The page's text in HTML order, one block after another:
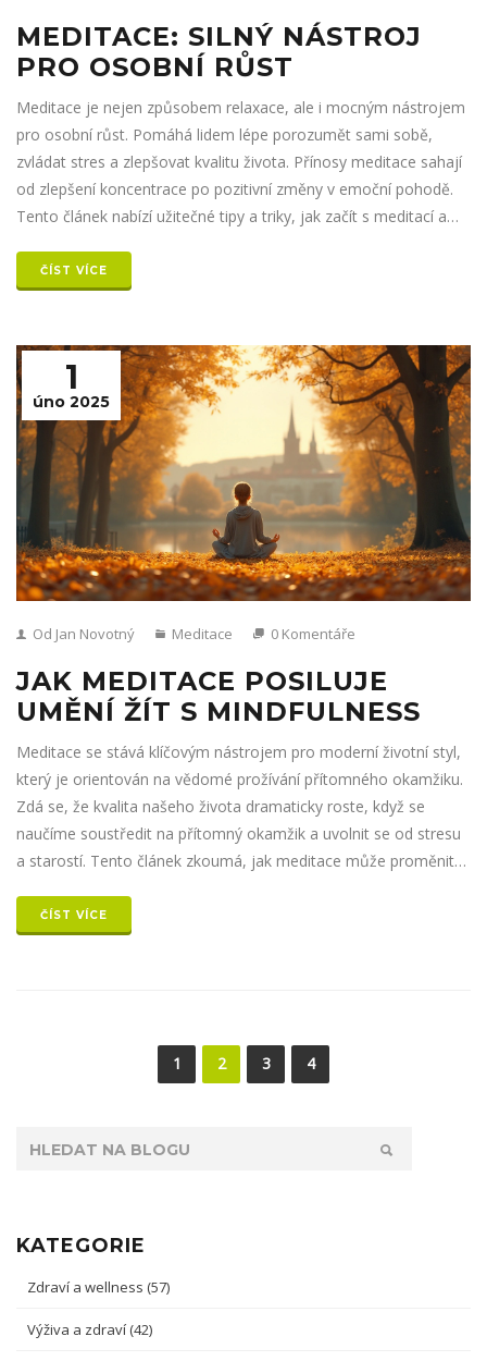
MEDITACE: SILNÝ NÁSTROJ
PRO OSOBNÍ RŮST
Meditace je nejen způsobem relaxace, ale i mocným nástrojem
pro osobní růst. Pomáhá lidem lépe porozumět sami sobě,
zvládat stres a zlepšovat kvalitu života. Přínosy meditace sahají
od zlepšení koncentrace po pozitivní změny v emoční pohodě.
Tento článek nabízí užitečné tipy a triky, jak začít s meditací a
ČÍST VÍCE
1
úno 2025
Od Jan Novotný Meditace 0 Komentáře
JAK MEDITACE POSILUJE
UMĚNÍ ŽÍT S MINDFULNESS
Meditace se stává klíčovým nástrojem pro moderní životní styl,
který je orientován na vědomé prožívání přítomného okamžiku.
Zdá se, že kvalita našeho života dramaticky roste, když se
naučíme soustředit na přítomný okamžik a uvolnit se od stresu
a starostí. Tento článek zkoumá, jak meditace může proměnit
každodenní život. Odhalíme její výhody a nabídneme praktické
ČÍST VÍCE
1 2 3 4
KATEGORIE
Zdraví a wellness (57)
Výživa a zdraví (42)